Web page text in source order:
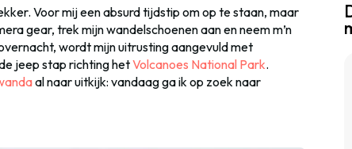
Voor mij een absurd tijdstip om op te staan, maar
gear, trek mijn wandelschoenen aan en neem m’n
wordt mijn uitrusting aangevuld met
jeep stap richting hetVolcanoes National Park.
al naar uitkijk: vandaag ga ik op zoek naar